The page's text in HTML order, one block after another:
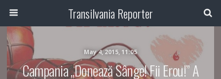
Transilvania Reporter
May 4, 2015, 11:05
Campania „Donează Sânge! Fii Erou!” A